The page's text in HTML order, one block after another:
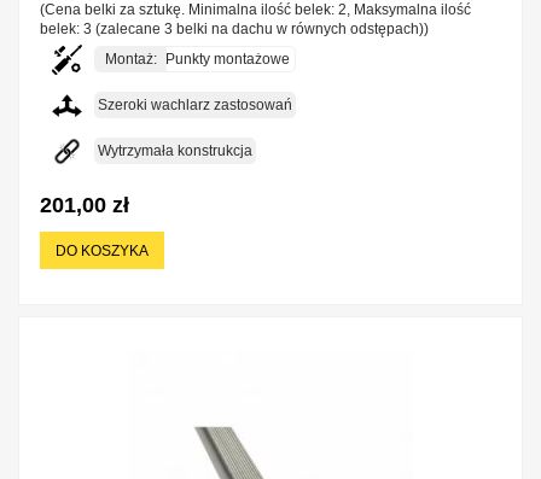
(Cena belki za sztukę. Minimalna ilość belek: 2, Maksymalna ilość
belek: 3 (zalecane 3 belki na dachu w równych odstępach))
Montaż:
Punkty montażowe
Szeroki wachlarz zastosowań
Wytrzymała konstrukcja
201,00 zł
DO KOSZYKA